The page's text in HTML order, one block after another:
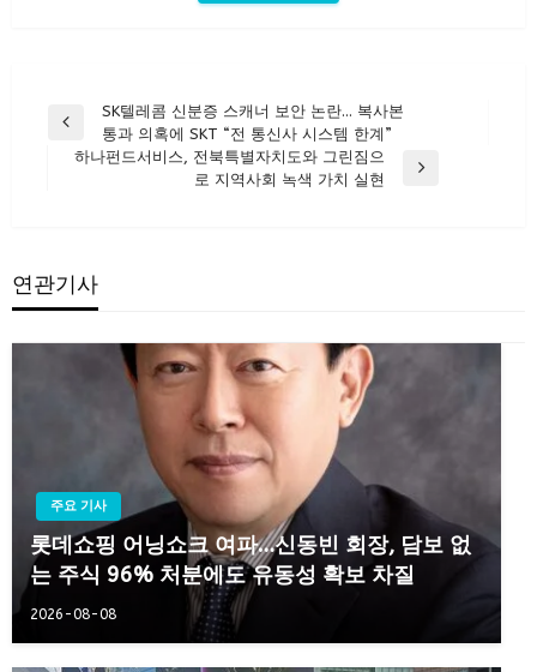
글
Previous
Post
SK텔레콤 신분증 스캐너 보안 논란… 복사본
통과 의혹에 SKT “전 통신사 시스템 한계”
하나펀드서비스, 전북특별자치도와 그린짐으
로 지역사회 녹색 가치 실현
연관기사
주요 기사
롯데쇼핑 어닝쇼크 여파…신동빈 회장, 담보 없
는 주식 96% 처분에도 유동성 확보 차질
2026-08-08